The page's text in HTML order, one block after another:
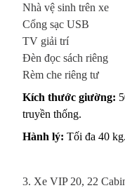
Nhà vệ sinh trên xe
Cổng sạc USB
TV giải trí
Đèn đọc sách riêng
Rèm che riêng tư
Kích thước giường:
truyền thống.
Hành lý: Tối đa 40 kg.
3. Xe VIP 20, 22